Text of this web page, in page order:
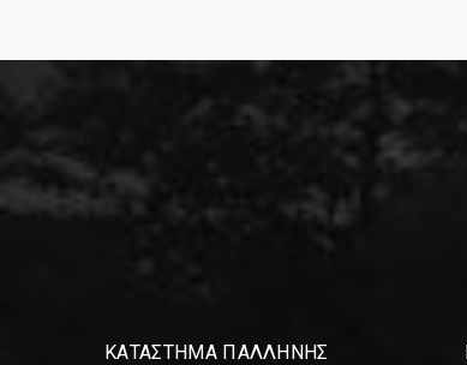
ΚΑΤΑΣΤΗΜΑ ΠΑΛΛΗΝΗΣ